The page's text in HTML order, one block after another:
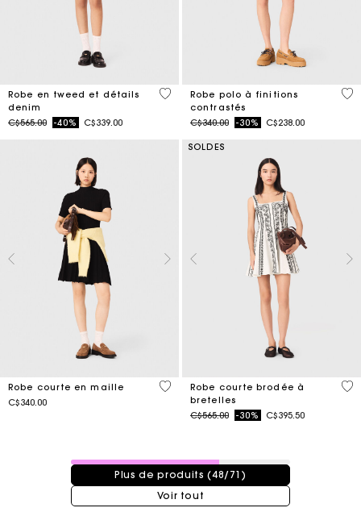
Robe en tweed et détails
denim
Price reduced from
C$565.00to-40% C$339.00
5 out of 5 Customer Rating
Robe polo à finitions
contrastés
Price reduced from
C$340.00to-30% C$238.00
5
Robe courte en maille
C$340.00
4,9 out of 5 Customer Rating
SOLDES
Robe courte brodée à
bretelles
Price reduced from
C$565.00to-30% C$395.50
5
48 / 71 produits
Plus de produits (48/71)
Voir tout